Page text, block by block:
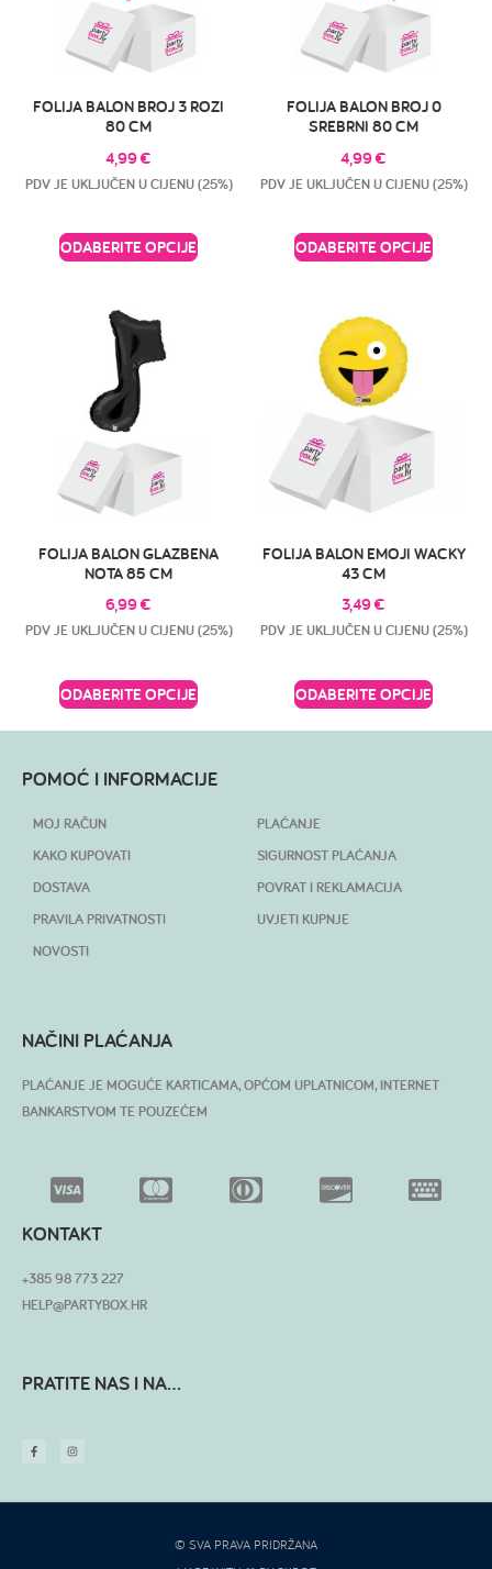
FOLIJA BALON BROJ 3 ROZI
80 CM
4,99€
PDV JE UKLJUČEN U CIJENU (25%)
ODABERITE OPCIJE
FOLIJA BALON BROJ 0
SREBRNI 80 CM
4,99€
PDV JE UKLJUČEN U CIJENU (25%)
ODABERITE OPCIJE
FOLIJA BALON GLAZBENA
NOTA 85 CM
6,99€
PDV JE UKLJUČEN U CIJENU (25%)
ODABERITE OPCIJE
FOLIJA BALON EMOJI WACKY
43 CM
3,49€
PDV JE UKLJUČEN U CIJENU (25%)
ODABERITE OPCIJE
POMOĆ I INFORMACIJE
MOJ RAČUN
KAKO KUPOVATI
DOSTAVA
PRAVILA PRIVATNOSTI
NOVOSTI
PLAĆANJE
SIGURNOST PLAĆANJA
POVRAT I REKLAMACIJA
UVJETI KUPNJE
NAČINI PLAĆANJA
PLAĆANJE JE MOGUĆE KARTICAMA, OPĆOM UPLATNICOM, INTERNET
BANKARSTVOM TE POUZEĆEM
KONTAKT
+385 98 773 227
HELP@PARTYBOX.HR
PRATITE NAS I NA...
© SVA PRAVA PRIDRŽANA